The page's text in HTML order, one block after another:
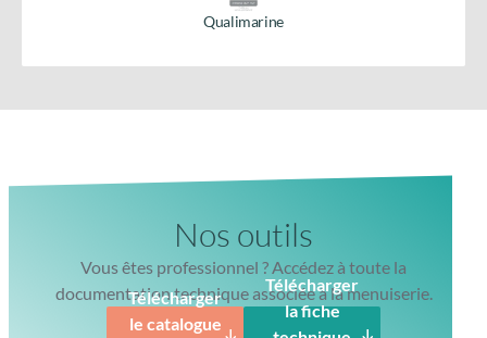
Qualimarine
Nos outils
Vous êtes professionnel ? Accédez à toute la
documentation technique associée à la menuiserie.
Télécharger
le catalogue
Télécharger
la fiche